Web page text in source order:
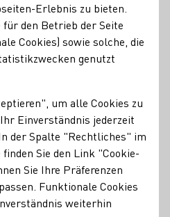
und
Erlebnis zu bieten.
für den Betrieb der Seite
Cookies) sowie solche, die
genutzt
um alle Cookies zu
Einverständnis jederzeit
der Spalte "Rechtliches" im
Sie den Link "Cookie-
Sie Ihre Präferenzen
Funktionale Cookies
weiterhin